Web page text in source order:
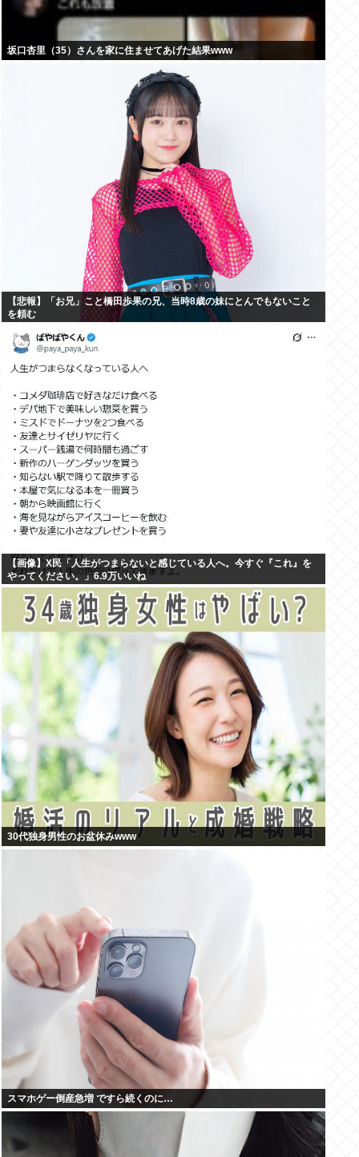
坂口杏里（35）さんを家に住ませてあげた結果www
【悲報】「お兄」こと橋田歩果の兄、当時8歳の妹にとんでもないこと
を頼む
【画像】X民「人生がつまらないと感じている人へ。今すぐ『これ』を
やってください。」6.9万いいね
30代独身男性のお盆休みwww
スマホゲー倒産急増 ですら続くのに…